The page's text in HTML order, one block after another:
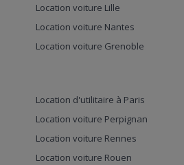
Location voiture Lille
Location voiture Nantes
Location voiture Grenoble
Location d'utilitaire à Paris
Location voiture Perpignan
Location voiture Rennes
Location voiture Rouen